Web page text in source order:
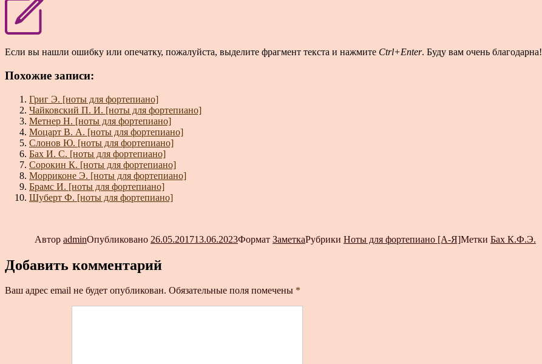
Если вы нашли ошибку или опечатку, пожалуйста, выделите фрагмент текста и нажмите Ctrl+Enter. Буду вам очень благодарна!
Похожие записи:
Григ Э. [ноты для фортепиано]
Чайковский П. И. [ноты для фортепиано]
Метнер Н. [ноты для фортепиано]
Моцарт В. А. [ноты для фортепиано]
Слонов Ю. [ноты для фортепиано]
Бах И. С. [ноты для фортепиано]
Сорокин К. [ноты для фортепиано]
Морриконе Э. [ноты для фортепиано]
Брамс И. [ноты для фортепиано]
Шуберт Ф. [ноты для фортепиано]
Автор adminОпубликовано 26.05.201713.06.2023Формат ЗаметкаРубрики Ноты для фортепиано [А-Я]Метки Бах К.Ф.Э.
Добавить комментарий
Ваш адрес email не будет опубликован. Обязательные поля помечены *